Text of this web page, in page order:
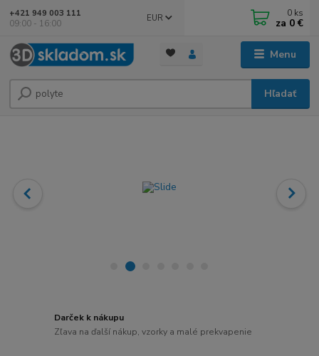
Menu
EUR
Hľadať
+421 949 003 111
09:00 - 16:00
0 ks
za 0 €
Darček k nákupu
Zľava na ďalší nákup, vzorky a malé prekvapenie